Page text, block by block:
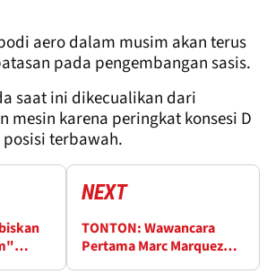
aero dalam musim akan terus
pada pengembangan sasis.
saat ini dikecualikan dari
mesin karena peringkat konsesi D
terbawah.
NEXT
TONTON: Wawancara
Pertama Marc Marquez